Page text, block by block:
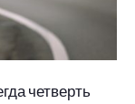
четверть